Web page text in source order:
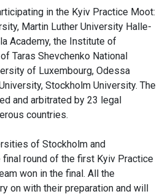
in the Kyiv Practice Moot:
Martin Luther University Halle-
Academy, the Institute of
Taras Shevchenko National
of Luxembourg, Odessa
Stockholm University. The
and arbitrated by 23 legal
countries.
of Stockholm and
final round of the first Kyiv Practice
won in the final. All the
on with their preparation and will